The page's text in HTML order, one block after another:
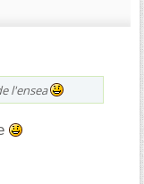
l'ensea